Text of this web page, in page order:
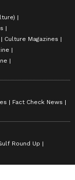
Culture Magazines
Fact Check News
Round Up